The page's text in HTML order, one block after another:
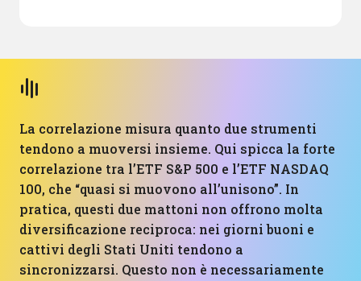
La correlazione misura quanto due strumenti
tendono a muoversi insieme. Qui spicca la forte
correlazione tra l’ETF S&P 500 e l’ETF NASDAQ
100, che “quasi si muovono all’unisono”. In
pratica, questi due mattoni non offrono molta
diversificazione reciproca: nei giorni buoni e
cattivi degli Stati Uniti tendono a
sincronizzarsi. Questo non è necessariamente